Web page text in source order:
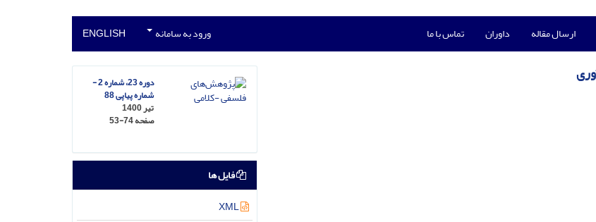
ارسال مقاله داوران تماس با ما ورود به سامانه ENGLISH
دوره 23، شماره 2 -
شماره پیاپی 88
تیر 1400
صفحه53-74
فایل ها
XML